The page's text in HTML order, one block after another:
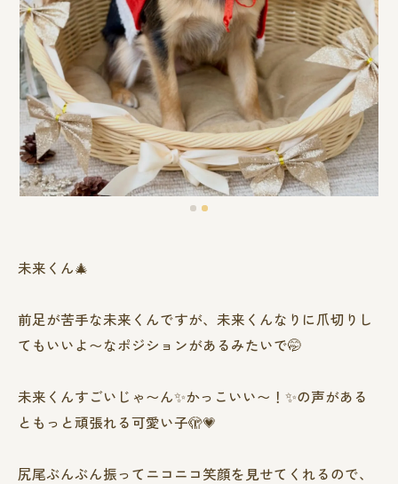
未来くん🎄
前足が苦手な未来くんですが、未来くんなりに爪切りし
てもいいよ〜なポジションがあるみたいで🤭
未来くんすごいじゃ〜ん✨かっこいい〜！✨の声がある
ともっと頑張れる可愛い子🫣💗
尻尾ぶんぶん振ってニコニコ笑顔を見せてくれるので、